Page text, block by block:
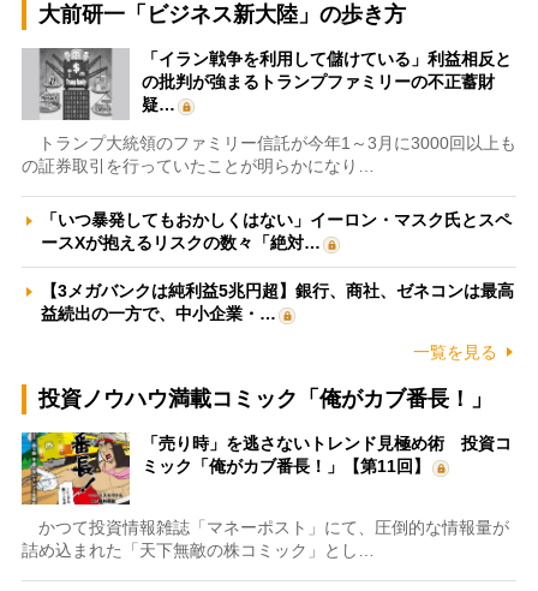
大前研一「ビジネス新大陸」の歩き方
「イラン戦争を利用して儲けている」利益相反と
の批判が強まるトランプファミリーの不正蓄財
疑…
トランプ大統領のファミリー信託が今年1～3月に3000回以上も
の証券取引を行っていたことが明らかになり…
「いつ暴発してもおかしくはない」イーロン・マスク氏とスペ
ースXが抱えるリスクの数々「絶対…
【3メガバンクは純利益5兆円超】銀行、商社、ゼネコンは最高
益続出の一方で、中小企業・…
一覧を見る
投資ノウハウ満載コミック「俺がカブ番長！」
「売り時」を逃さないトレンド見極め術 投資コ
ミック「俺がカブ番長！」【第11回】
かつて投資情報雑誌「マネーポスト」にて、圧倒的な情報量が
詰め込まれた「天下無敵の株コミック」とし…